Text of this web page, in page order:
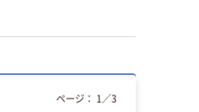
ページ： 1 ／3